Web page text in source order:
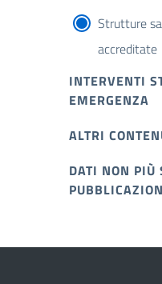
Strutture
accreditate
INTERVENTI
EMERGENZA
ALTRI
DATI NON PIÙ